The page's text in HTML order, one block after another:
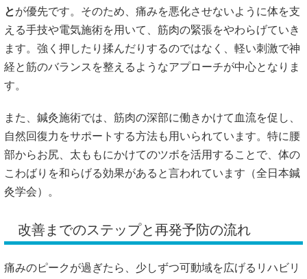
とが優先です。そのため、痛みを悪化させないように体を支
える手技や電気施術を用いて、筋肉の緊張をやわらげていき
ます。強く押したり揉んだりするのではなく、軽い刺激で神
経と筋のバランスを整えるようなアプローチが中心となりま
す。
また、鍼灸施術では、筋肉の深部に働きかけて血流を促し、
自然回復力をサポートする方法も用いられています。特に腰
部からお尻、太ももにかけてのツボを活用することで、体の
こわばりを和らげる効果があると言われています（全日本鍼
灸学会）。
改善までのステップと再発予防の流れ
痛みのピークが過ぎたら、少しずつ可動域を広げるリハビリ